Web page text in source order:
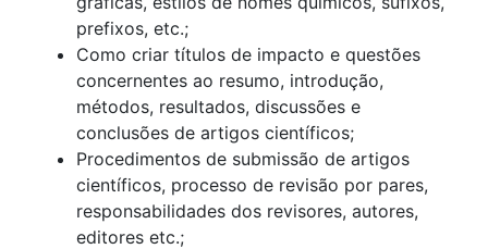
prefixos, etc.;
Como criar títulos de impacto e questões
concernentes ao resumo, introdução,
métodos, resultados, discussões e
conclusões de artigos científicos;
Procedimentos de submissão de artigos
científicos, processo de revisão por pares,
responsabilidades dos revisores, autores,
editores etc.;